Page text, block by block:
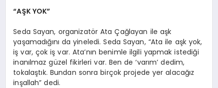
“AŞK YOK”
Seda Sayan, organizatör Ata Çağlayan ile aşk
yaşamadığını da yineledi. Seda Sayan, “Ata ile aşk yok,
iş var, çok iş var. Ata’nın benimle ilgili yapmak istediği
inanılmaz güzel fikirleri var. Ben de ‘varım’ dedim,
tokalaştık. Bundan sonra birçok projede yer alacağız
inşallah” dedi.